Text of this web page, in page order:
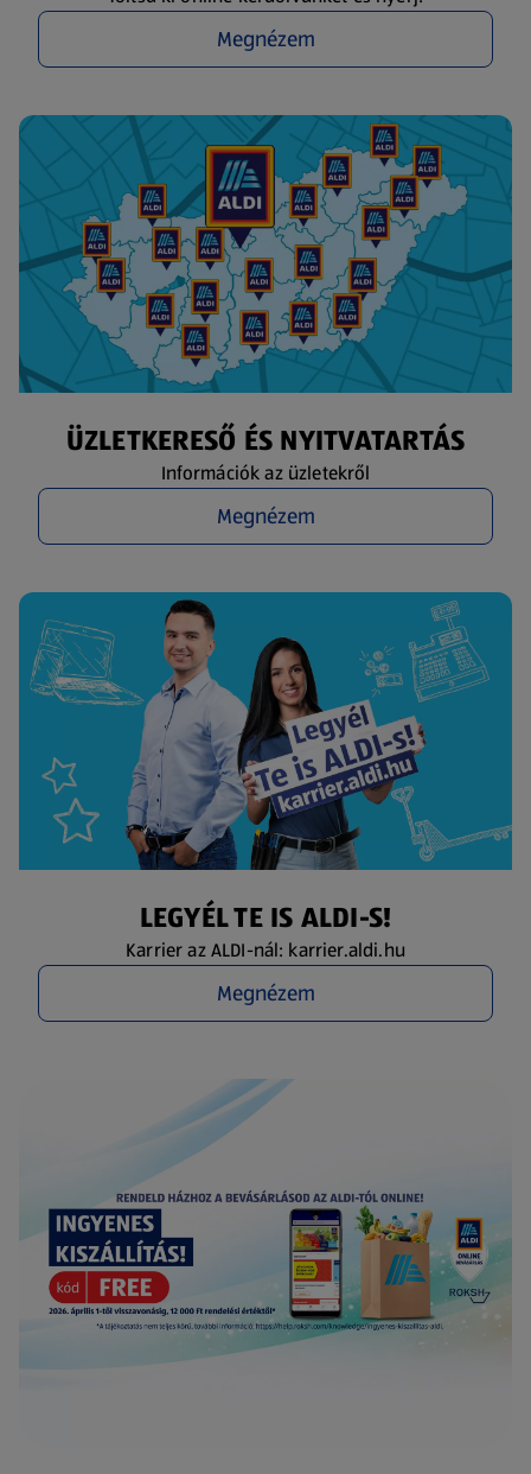
Megnézem
ÜZLETKERESŐ ÉS NYITVATARTÁS
Információk az üzletekről
Megnézem
LEGYÉL TE IS ALDI-S!
Karrier az ALDI-nál: karrier.aldi.hu
Megnézem